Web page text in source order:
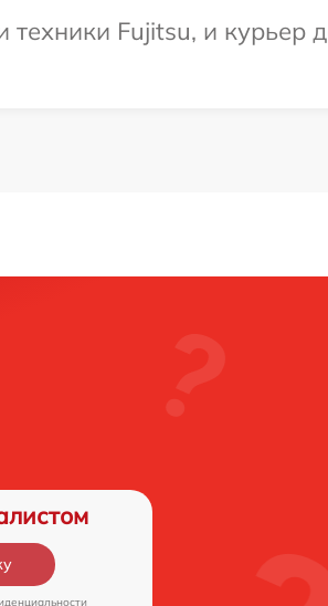
Fujitsu, и курьер